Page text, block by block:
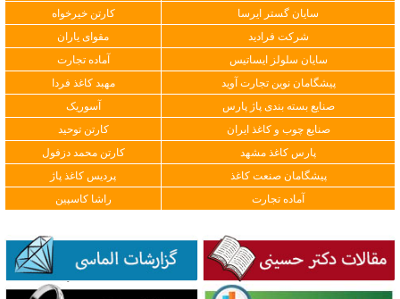
سایان گستر ایرسا
کارتن خیرخواه
شرکت فرادید
مقوای یاران
سایان سلولز ایساتیس
آماده تجارت
پیشگامان نوین تجارت آوید
مهبد کاغذ فردا
صنایع بسته بندی پاژ پارس
آسوریک
صنایع چوب و کاغذ ایران
کارتن توحید
پارس کاغذ مشهد
کارتن محمد دزفول
پیشگامان صنعت کاغذ
پردیس کاغذ پاژ
آماده تجارت
راشا کاسپین